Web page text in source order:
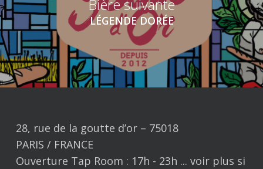
Bière suivante
LÉGENDE DORÉE
28, rue de la goutte d’or – 75018
PARIS / FRANCE
Ouverture Tap Room : 17h - 23h ... voir plus si